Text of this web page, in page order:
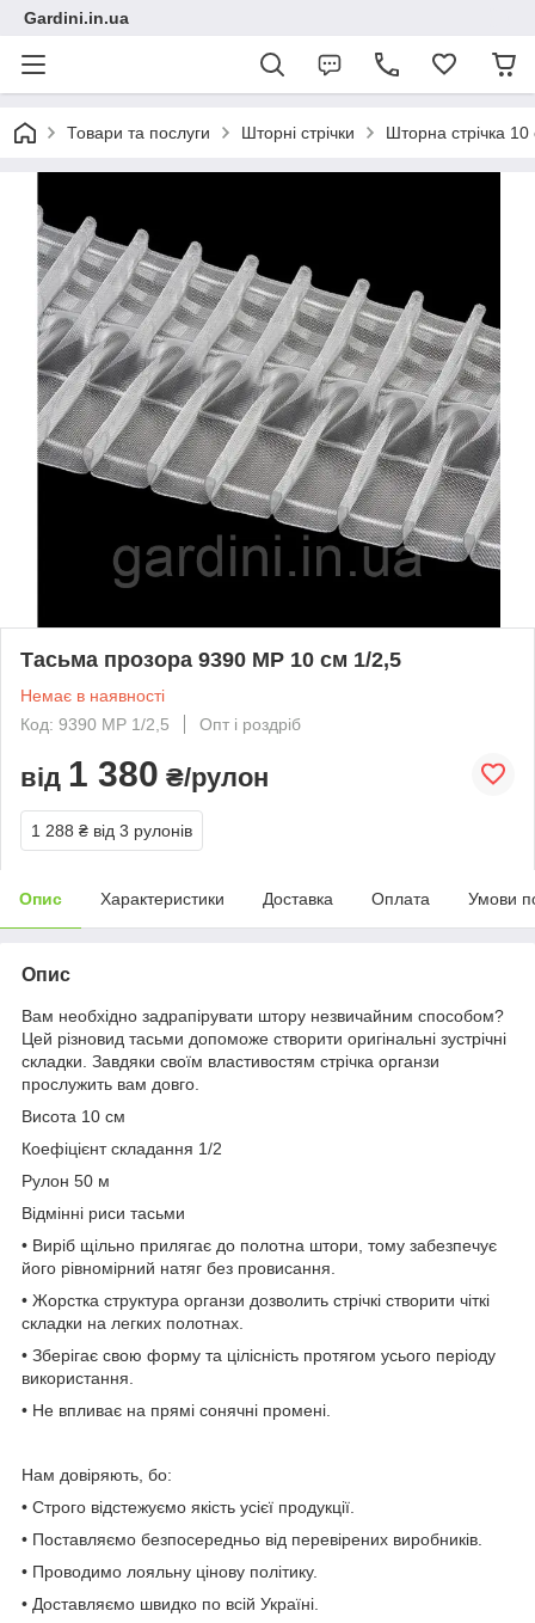
Gardini.in.ua
Товари та послуги Шторні стрічки Шторна стрічка 10
Тасьма прозора 9390 МР 10 см 1/2,5
Немає в наявності
Код: 9390 МР 1/2,5
Опт і роздріб
від 1 380 ₴/рулон
1 288 ₴ від 3 рулонів
Опис Характеристики Доставка Оплата Умови
Опис
Вам необхідно задрапірувати штору незвичайним способом?
Цей різновид тасьми допоможе створити оригінальні зустрічні
складки. Завдяки своїм властивостям стрічка органзи
прослужить вам довго.
Висота 10 см
Коефіцієнт складання 1/2
Рулон 50 м
Відмінні риси тасьми
• Виріб щільно прилягає до полотна штори, тому забезпечує
його рівномірний натяг без провисання.
• Жорстка структура органзи дозволить стрічкі створити чіткі
складки на легких полотнах.
• Зберігає свою форму та цілісність протягом усього періоду
використання.
• Не впливає на прямі сонячні промені.
Нам довіряють, бо:
• Строго відстежуємо якість усієї продукції.
• Поставляємо безпосередньо від перевірених виробників.
• Проводимо лояльну цінову політику.
• Доставляємо швидко по всій Україні.